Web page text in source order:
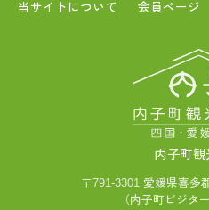
当サイトについて 会員ページ
内子町観
〒791-3301 愛媛県喜多
（内子町ビジタ